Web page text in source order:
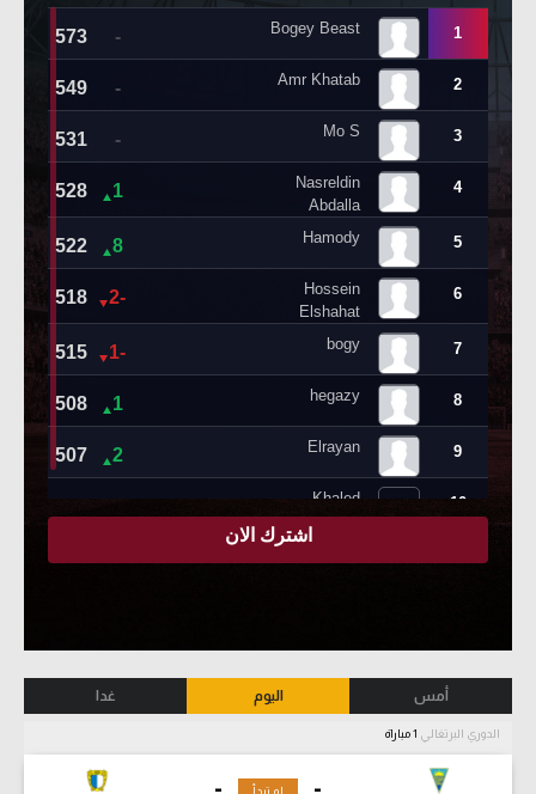
أمس اليوم غدا
الدوري البرتغالي
-
- لم تبدأ